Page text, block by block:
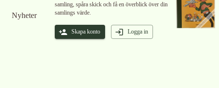
Nyheter
samling, spåra skick och få en överblick över din
samlings värde.
Skapa konto Logga in